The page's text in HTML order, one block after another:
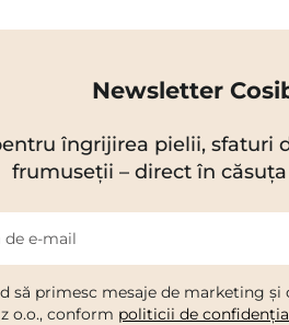
Newsletter
îngrijirea pielii, sfaturi
frumuseții – direct în
de e-mail
să primesc mesaje de marketing
o.o., conform politicii de